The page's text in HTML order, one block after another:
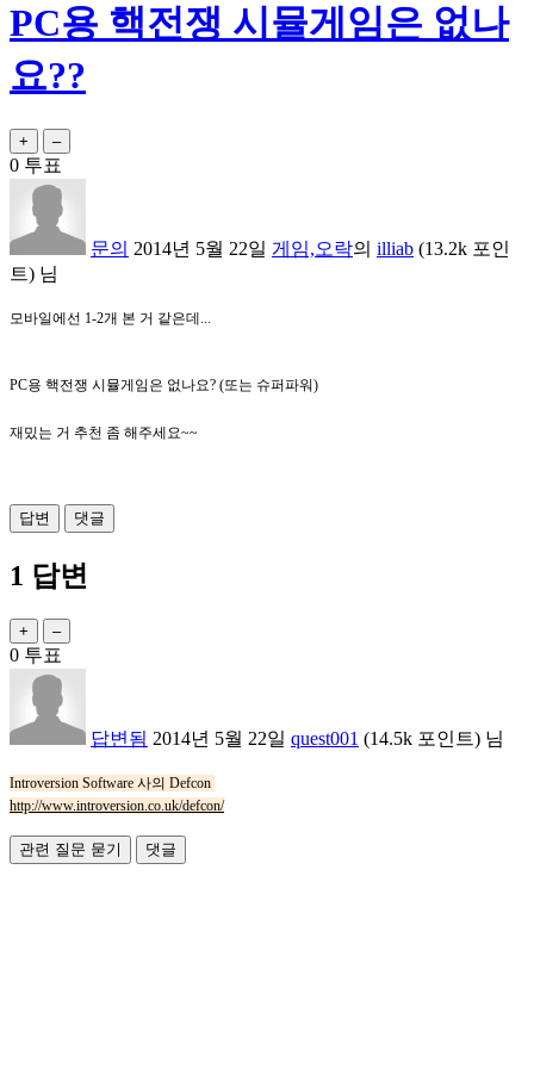
PC용 핵전쟁 시뮬게임은 없나
요??
0 투표
문의 2014년 5월 22일 게임,오락의 illiab (13.2k 포인
트) 님
모바일에선 1-2개 본 거 같은데...
PC용 핵전쟁 시뮬게임은 없나요? (또는 슈퍼파워)
재밌는 거 추천 좀 해주세요~~
1 답변
0 투표
답변됨 2014년 5월 22일 quest001 (14.5k 포인트) 님
Introversion Software 사의 Defcon
http://www.introversion.co.uk/defcon/